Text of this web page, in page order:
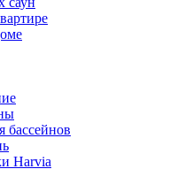
бассейнов
Harvia